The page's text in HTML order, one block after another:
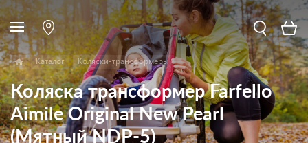
Каталог Коляски-трансформеры
Коляска трансформер Farfello
Aimile Original New Pearl
(Мятный NDP-5)